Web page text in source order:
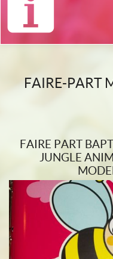
FAIRE-PART
FAIRE PART
JUNGLE